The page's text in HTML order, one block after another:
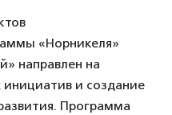
«Норникеля»
направлен на
и создание
Программа